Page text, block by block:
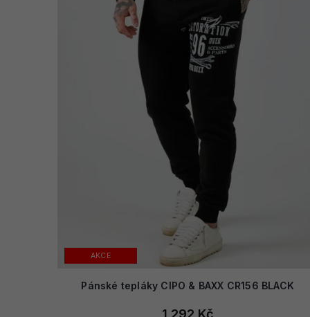
AKCE
Pánské tepláky CIPO & BAXX CR156 BLACK
1 292 Kč